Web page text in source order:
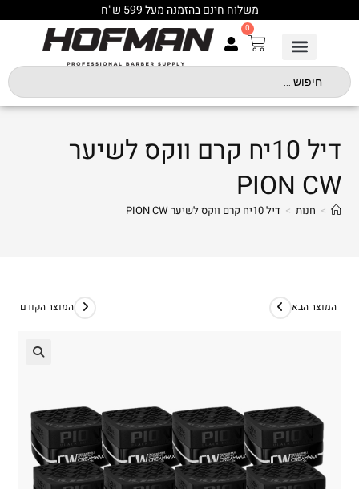
משלוח חינם בהזמנה מעל 599 ש"ח
0
דיל 10יח קרם ווקס לשיער
PION CW
> חנות > דיל 10יח קרם ווקס לשיער PION CW
המוצר הקודם המוצר הבא